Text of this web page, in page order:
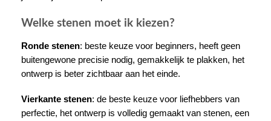
Welke stenen moet ik kiezen?
Ronde stenen: beste keuze voor beginners, heeft geen
buitengewone precisie nodig, gemakkelijk te plakken, het
ontwerp is beter zichtbaar aan het einde.
Vierkante stenen: de beste keuze voor liefhebbers van
perfectie, het ontwerp is volledig gemaakt van stenen, een